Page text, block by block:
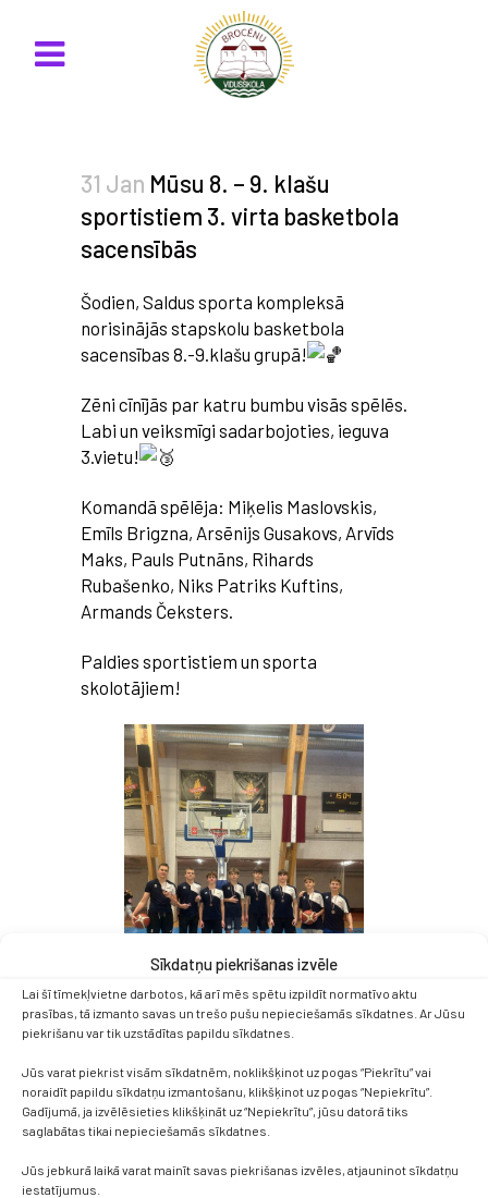
Sīkdatņu piekrišanas izvēle
Lai šī tīmekļvietne darbotos, kā arī mēs spētu izpildīt normatīvo aktu
prasības, tā izmanto savas un trešo pušu nepieciešamās sīkdatnes. Ar Jūsu
piekrišanu var tik uzstādītas papildu sīkdatnes.
Jūs varat piekrist visām sīkdatnēm, noklikšķinot uz pogas “Piekrītu” vai
noraidīt papildu sīkdatņu izmantošanu, klikšķinot uz pogas “Nepiekrītu”.
Gadījumā, ja izvēlēsieties klikšķināt uz “Nepiekrītu”, jūsu datorā tiks
saglabātas tikai nepieciešamās sīkdatnes.
Jūs jebkurā laikā varat mainīt savas piekrišanas izvēles, atjauninot sīkdatņu
iestatījumus.
31 Jan Mūsu 8. – 9. klašu
sportistiem 3. virta basketbola
sacensībās
Šodien, Saldus sporta kompleksā
norisinājās stapskolu basketbola
sacensības 8.-9.klašu grupā!
Zēni cīnījās par katru bumbu visās spēlēs.
Labi un veiksmīgi sadarbojoties, ieguva
3.vietu!
Komandā spēlēja: Miķelis Maslovskis,
Emīls Brigzna, Arsēnijs Gusakovs, Arvīds
Maks, Pauls Putnāns, Rihards
Rubašenko, Niks Patriks Kuftins,
Armands Čeksters.
Paldies sportistiem un sporta
skolotājiem!